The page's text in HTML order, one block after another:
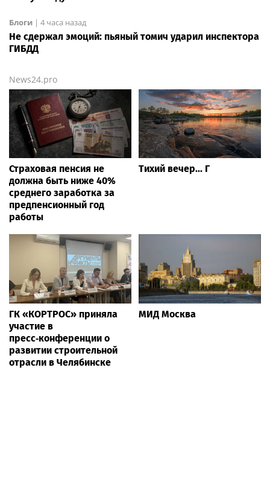
Блоги | 4 часа назад
Не сдержал эмоций: пьяный томич ударил инспектора
ГИБДД
News24.pro
Страховая пенсия не
должна быть ниже 40%
среднего заработка за
предпенсионный год
работы
Тихий вечер... Г
ГК «КОРТРОС» приняла
участие в
пресс‑конференции о
развитии строительной
отрасли в Челябинске
МИД Москва